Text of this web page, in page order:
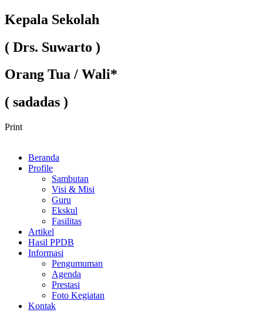
Kepala Sekolah
( Drs. Suwarto )
Orang Tua / Wali*
( sadadas )
Print
Beranda
Profile
Sambutan
Visi & Misi
Guru
Ekskul
Fasilitas
Artikel
Hasil PPDB
Informasi
Pengumuman
Agenda
Prestasi
Foto Kegiatan
Kontak